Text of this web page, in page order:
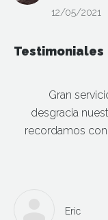
12/05/2021
Testimoniales
Gran
desgracia
recordamos
Eric